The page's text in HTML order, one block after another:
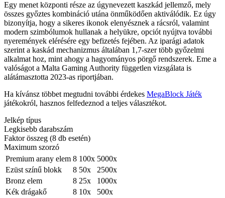
Egy menet központi része az úgynevezett kaszkád jellemző, mely
összes győztes kombináció utána önműködően aktiválódik. Ez úgy
bizonyítja, hogy a sikeres ikonok elenyésznek a rácsról, valamint
modern szimbólumok hullanak a helyükre, opciót nyújtva további
nyeremények elérésére egy befizetés fejében. Az iparági adatok
szerint a kaskád mechanizmus általában 1,7-szer több győzelmi
alkalmat hoz, mint ahogy a hagyományos pörgő rendszerek. Eme a
valóságot a Malta Gaming Authority független vizsgálata is
alátámasztotta 2023-as riportjában.
Ha kívánsz többet megtudni további érdekes MegaBlock Játék
játékokról, hasznos felfedeznod a teljes választékot.
Jelkép típus
Legkisebb darabszám
Faktor összeg (8 db esetén)
Maximum szorzó
Premium arany elem 8 100x 5000x
Ezüst színű blokk
8 50x
2500x
Bronz elem
8 25x
1000x
Kék drágakő
8 10x 500x